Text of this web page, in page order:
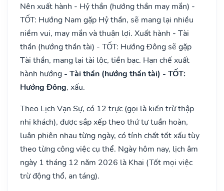
Nên xuất hành - Hỷ thần (hướng thần may mắn) -
TỐT: Hướng Nam gặp Hỷ thần, sẽ mang lại nhiều
niềm vui, may mắn và thuận lợi. Xuất hành - Tài
thần (hướng thần tài) - TỐT: Hướng Đông sẽ gặp
Tài thần, mang lại tài lộc, tiền bạc. Hạn chế xuất
hành hướng - Tài thần (hướng thần tài) - TỐT:
Hướng Đông, xấu.
Theo Lịch Vạn Sự, có 12 trực (gọi là kiến trừ thập
nhị khách), được sắp xếp theo thứ tự tuần hoàn,
luân phiên nhau từng ngày, có tính chất tốt xấu tùy
theo từng công việc cụ thể. Ngày hôm nay, lịch âm
ngày 1 tháng 12 năm 2026 là Khai (Tốt mọi việc
trừ động thổ, an táng).